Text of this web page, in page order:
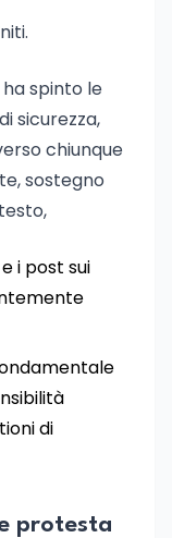
spinto le
sicurezza,
chiunque
sostegno
i post sui
di
protesta